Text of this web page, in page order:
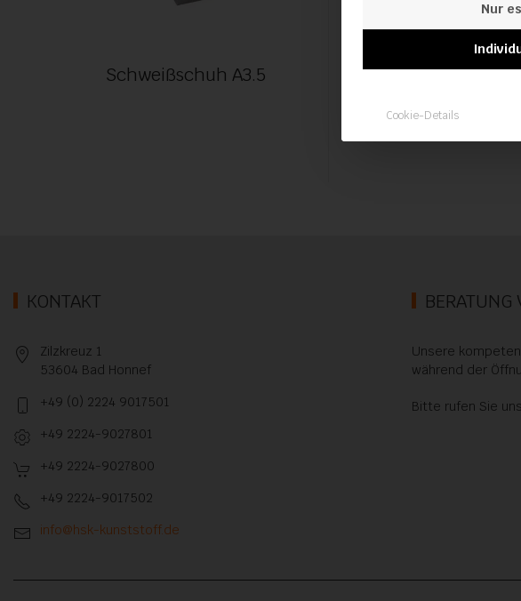
Schweißschuh A3.5
KONTAKT
Zilzkreuz 1
53604 Bad Honnef
+49 (0) 2224 9017501
+49 2224-9027801
+49 2224-9027800
+49 2224-9017502
info@hsk-kunststoff.de
BERATUNG
Unsere
während der
Bitte rufen Sie
Nur
Cookie-Details